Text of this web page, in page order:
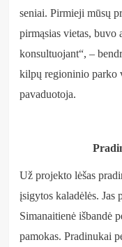
seniai. Pirmieji mūsų
pirmąsias vietas,
konsultuojant“, –
kilpų regioninio parko
pavaduotoja.
Už projekto lėšas
įsigytos kaladėlės. Jas
Simanaitienė išbandė
pamokas. Pradinukai